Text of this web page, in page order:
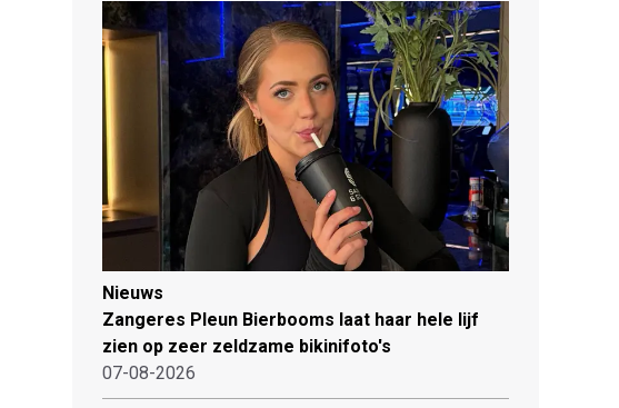
Nieuws
Zangeres Pleun Bierbooms laat haar hele lijf
zien op zeer zeldzame bikinifoto's
07-08-2026